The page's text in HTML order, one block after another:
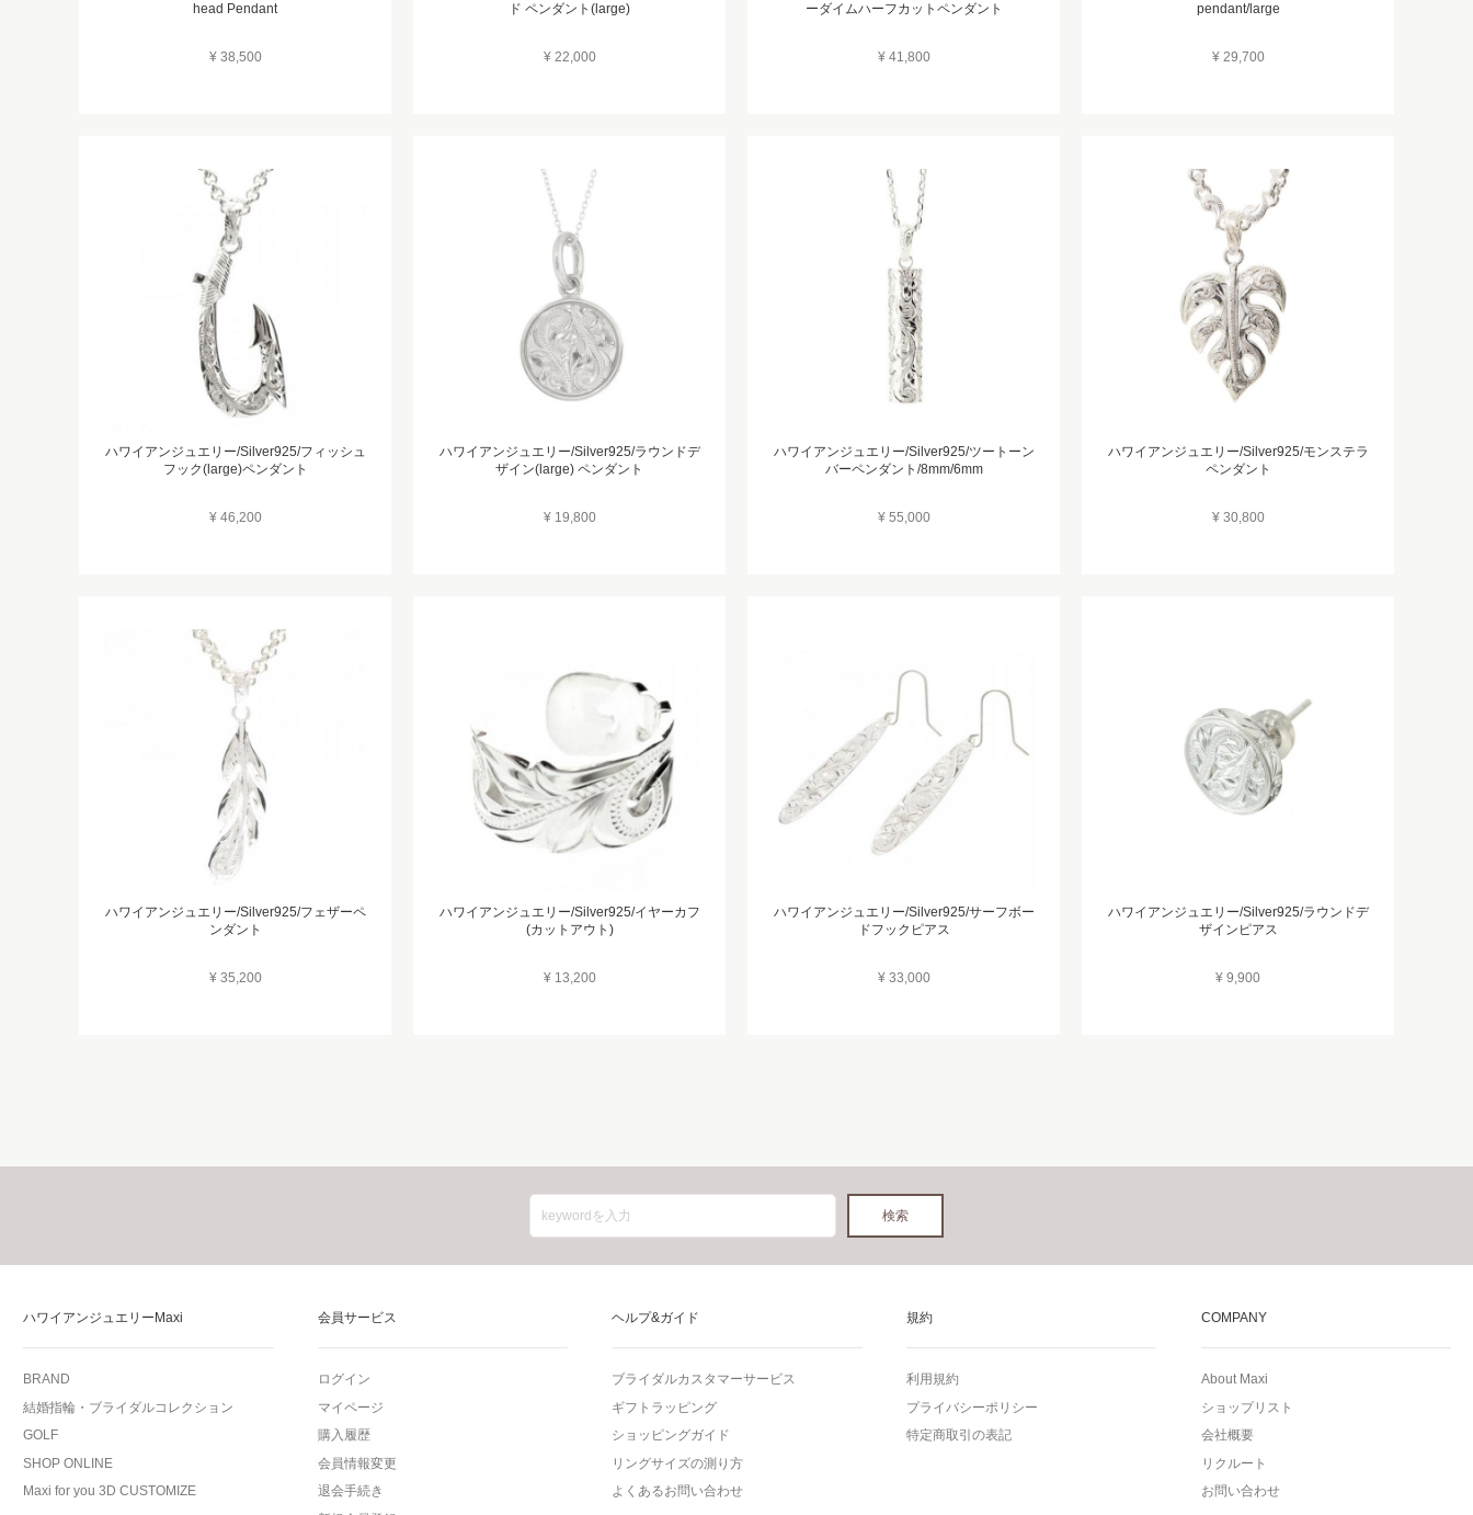
head Pendant
¥ 38,500
ド ペンダント(large)
¥ 22,000
ーダイムハーフカットペンダント
¥ 41,800
pendant/large
¥ 29,700
ハワイアンジュエリー/Silver925/フィッシュ
フック(large)ペンダント
¥ 46,200
ハワイアンジュエリー/Silver925/ラウンドデ
ザイン(large) ペンダント
¥ 19,800
ハワイアンジュエリー/Silver925/ツートーン
バーペンダント/8mm/6mm
¥ 55,000
ハワイアンジュエリー/Silver925/モンステラ
ペンダント
¥ 30,800
ハワイアンジュエリー/Silver925/フェザーペ
ンダント
¥ 35,200
ハワイアンジュエリー/Silver925/イヤーカフ
(カットアウト)
¥ 13,200
ハワイアンジュエリー/Silver925/サーフボー
ドフックピアス
¥ 33,000
ハワイアンジュエリー/Silver925/ラウンドデ
ザインピアス
¥ 9,900
ハワイアンジュエリーMaxi
BRAND
結婚指輪・ブライダルコレクション
GOLF
SHOP ONLINE
Maxi for you 3D CUSTOMIZE
会員サービス
ログイン
マイページ
購入履歴
会員情報変更
退会手続き
ヘルプ&ガイド
ブライダルカスタマーサービス
ギフトラッピング
ショッピングガイド
リングサイズの測り方
よくあるお問い合わせ
規約
利用規約
プライバシーポリシー
特定商取引の表記
COMPANY
About Maxi
ショップリスト
会社概要
リクルート
お問い合わせ